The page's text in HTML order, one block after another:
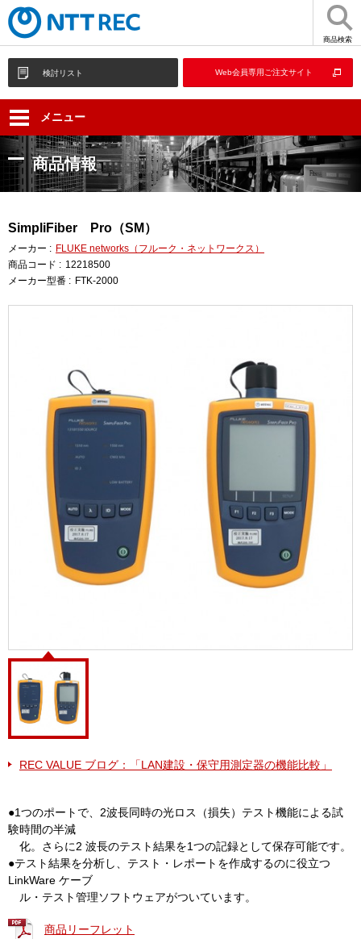
商品検索
検討リスト Web会員専用ご注文サイト
メニュー
商品情報
SimpliFiber Pro（SM）
メーカー : FLUKE networks（フルーク・ネットワークス）
商品コード : 12218500
メーカー型番 : FTK-2000
REC VALUE ブログ：「LAN建設・保守用測定器の機能比較」
●1つのポートで、2波長同時の光ロス（損失）テスト機能による試
験時間の半減
化。さらに2 波長のテスト結果を1つの記録として保存可能です。
●テスト結果を分析し、テスト・レポートを作成するのに役立つ
LinkWare ケーブ
ル・テスト管理ソフトウェアがついています。
商品リーフレット